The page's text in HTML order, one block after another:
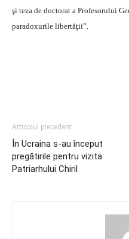
şi teza de doctorat a Profesorului
paradoxurile libertăţii”.
Articolul precedent
În Ucraina s-au început
pregătirile pentru vizita
Patriarhului Chiril